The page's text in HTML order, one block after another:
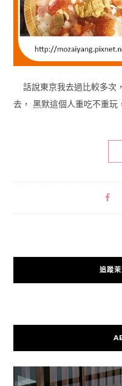
話說東京我去過比較多次
去， 黑默這個人重吃不重玩
追蹤